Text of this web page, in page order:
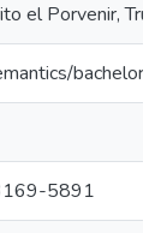
el Porvenir,
5891